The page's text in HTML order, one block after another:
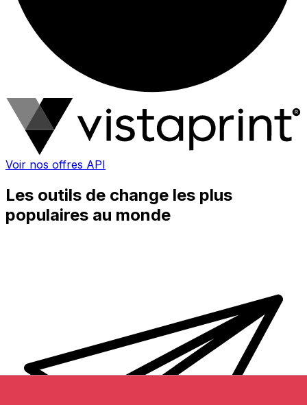
Voir nos offres API
Les outils de change les plus
populaires au monde